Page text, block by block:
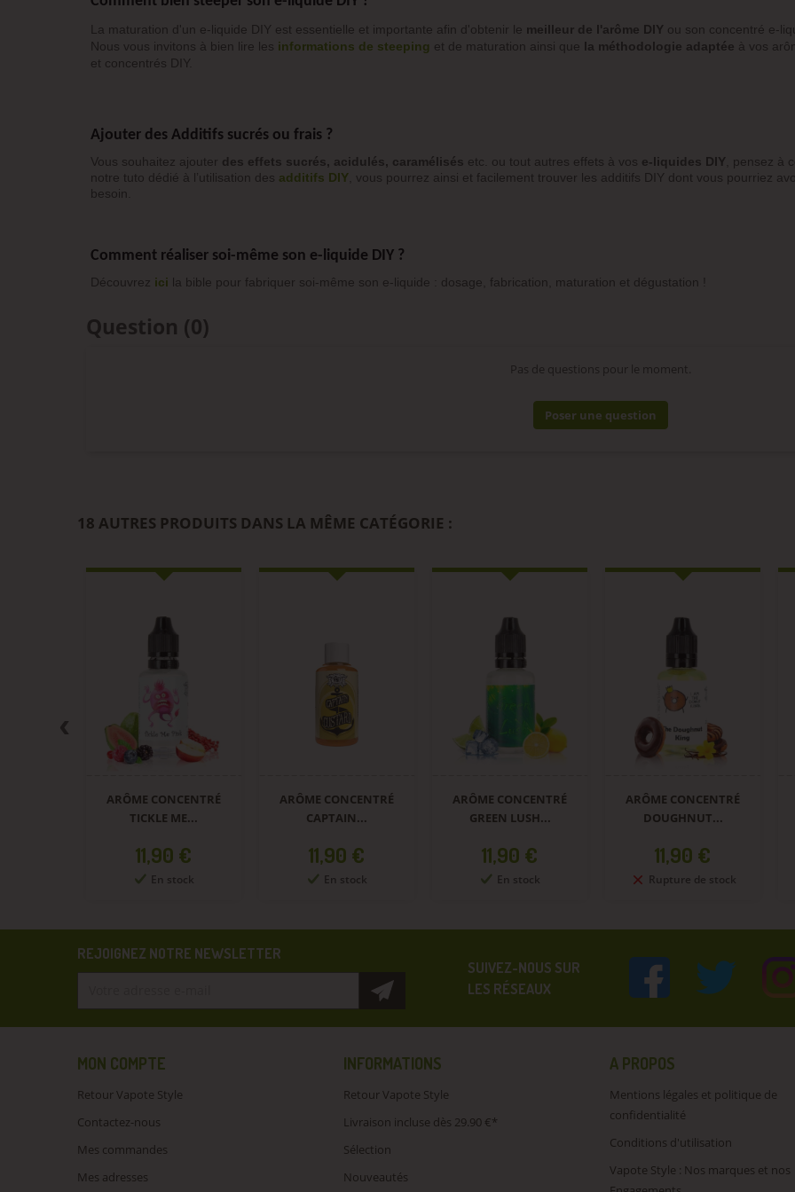
La maturation d'un e-liquide DIY est essentielle et importante afin d'obtenir le meilleur de l'arôme DIY ou son concentré e-
Nous vous invitons à bien lire les informations de steeping et de maturation ainsi que la méthodologie adaptée à vos
et concentrés DIY.
Ajouter des Additifs sucrés ou frais ?
Vous souhaitez ajouter des effets sucrés, acidulés, caramélisés etc. ou tout autres effets à vos e-liquides DIY , pensez à
notre tuto dédié à l’utilisation des additifs DIY , vous pourrez ainsi et facilement trouver les additifs DIY dont vous pourriez
besoin.
Comment réaliser soi-même son e-liquide DIY ?
Découvrez ici la bible pour fabriquer soi-même son e-liquide : dosage, fabrication, maturation et dégustation !
Question (0)
Pas de questions pour le moment.
Poser une question
18 AUTRES PRODUITS DANS LA MÊME CATÉGORIE :
ARÔME CONCENTRÉ
TICKLE ME...
Prix
11,90 €
En stock
ARÔME CONCENTRÉ
CAPTAIN...
Prix
11,90 €
En stock
ARÔME CONCENTRÉ
GREEN LUSH...
Prix
11,90 €
En stock
ARÔME CONCENTRÉ
DOUGHNUT...
Prix
11,90 €
Rupture de stock
REJOIGNEZ NOTRE NEWSLETTER
SUIVEZ-NOUS SUR
LES RÉSEAUX
MON COMPTE
Retour Vapote Style
Contactez-nous
Mes commandes
Mes adresses
INFORMATIONS
Retour Vapote Style
Livraison incluse dès 29.90 €*
Sélection
Nouveautés
A PROPOS
Mentions légales et politique de
confidentialité
Conditions d'utilisation
Vapote Style : Nos marques et nos